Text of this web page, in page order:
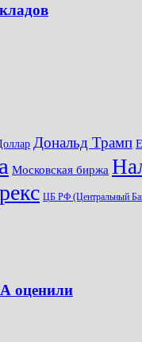
Дональд Трамп
Московская биржа
ЦБ РФ (Центральный
оценили